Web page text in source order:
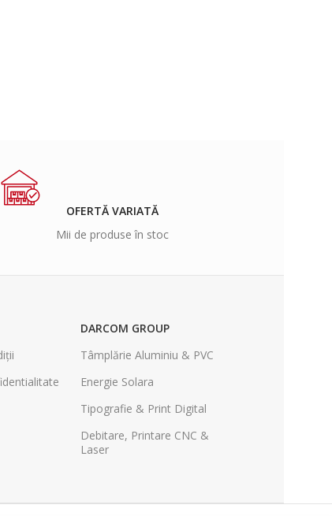
OFERTĂ VARIATĂ
Mii de produse în stoc
DARCOM GROUP
Tâmplărie Aluminiu & PVC
Energie Solara
Tipografie & Print Digital
Debitare, Printare CNC &
Laser